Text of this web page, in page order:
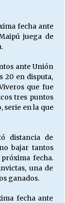
fecha ante
juega de
ante Unión
20 en disputa,
que fue
tres puntos
serie en la que
distancia de
bajar tantos
fecha.
una de
ganados.
fecha ante